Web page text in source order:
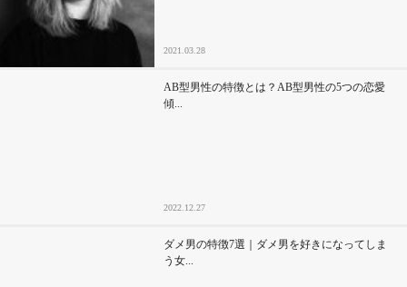
2021.03.28
AB型男性の特徴とは？AB型男性の5つの恋愛
傾...
2022.12.27
ダメ男の特徴7選｜ダメ男を好きになってしま
う女...